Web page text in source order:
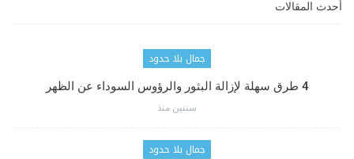
أحدث المقالات
جمال بلا حدود
4 طرق سهلة لإزالة البثور والرؤوس السوداء عن الظهر
سنتين منذ
جمال بلا حدود